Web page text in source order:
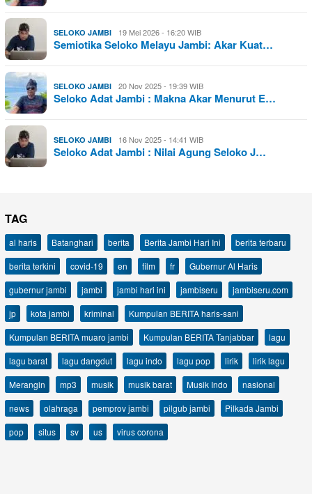
SELOKO JAMBI 19 Mei 2026 - 16:20 WIB
Semiotika Seloko Melayu Jambi: Akar Kuat…
SELOKO JAMBI 20 Nov 2025 - 19:39 WIB
Seloko Adat Jambi : Makna Akar Menurut E…
SELOKO JAMBI 16 Nov 2025 - 14:41 WIB
Seloko Adat Jambi : Nilai Agung Seloko J…
TAG
al haris Batanghari berita Berita Jambi Hari Ini
berita terbaru
berita terkini
covid-19 en film fr
Gubernur Al Haris
gubernur jambi
jambi jambi hari ini jambiseru
jambiseru.com
jp
kota jambi kriminal
Kumpulan BERITA haris-sani
Kumpulan BERITA muaro jambi
Kumpulan BERITA Tanjabbar
lagu
lagu barat
lagu dangdut lagu indo lagu pop lirik
lirik lagu
Merangin
mp3 musik musik barat Musik Indo
nasional
news
olahraga pemprov jambi pilgub jambi
Pilkada Jambi
pop
situs sv us virus corona